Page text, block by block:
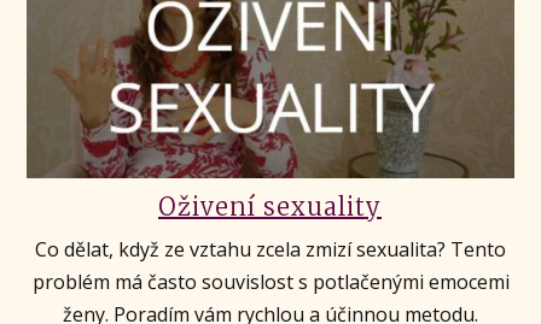
Oživení sexuality
Co dělat, když ze vztahu zcela zmizí sexualita? Tento
problém má často souvislost s potlačenými emocemi
ženy. Poradím vám rychlou a účinnou metodu.